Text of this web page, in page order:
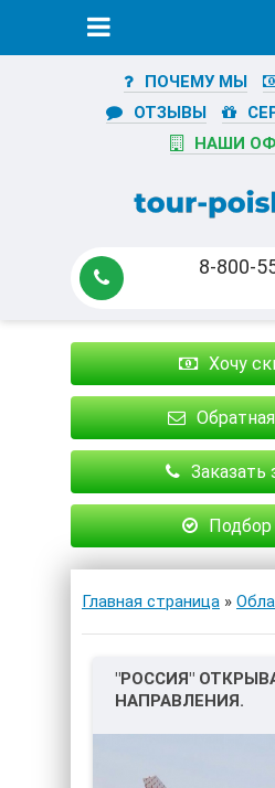
ПОЧЕМУ МЫ
ОТЗЫВЫ
НАШИ
8-800-
Хочу
Заказать
Подбор
Главная страница »
"РОССИЯ"
НАПРАВЛЕНИЯ.